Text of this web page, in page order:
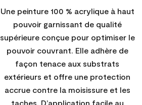
Une peinture 100 % acrylique à haut
pouvoir garnissant de qualité
supérieure conçue pour optimiser le
pouvoir couvrant. Elle adhère de
façon tenace aux substrats
extérieurs et offre une protection
accrue contre la moisissure et les
taches. D’application facile au